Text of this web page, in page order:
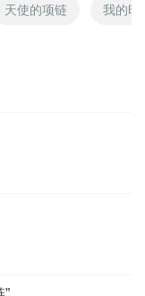
天使的项链 我的时